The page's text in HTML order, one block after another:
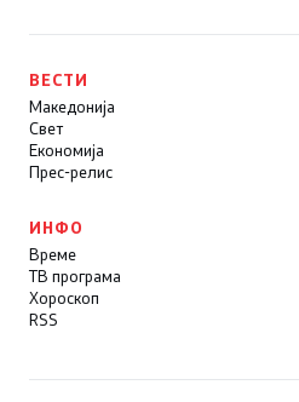
ВЕСТИ
Македонија
Свет
Економија
Прес-релис
ИНФО
Време
ТВ програма
Хороскоп
RSS